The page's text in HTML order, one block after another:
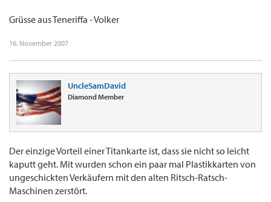
Grüsse aus Teneriffa - Volker
16. November 2007
UncleSamDavid
Diamond Member
Der einzige Vorteil einer Titankarte ist, dass sie nicht so leicht
kaputt geht. Mit wurden schon ein paar mal Plastikkarten von
ungeschickten Verkäufern mit den alten Ritsch-Ratsch-
Maschinen zerstört.